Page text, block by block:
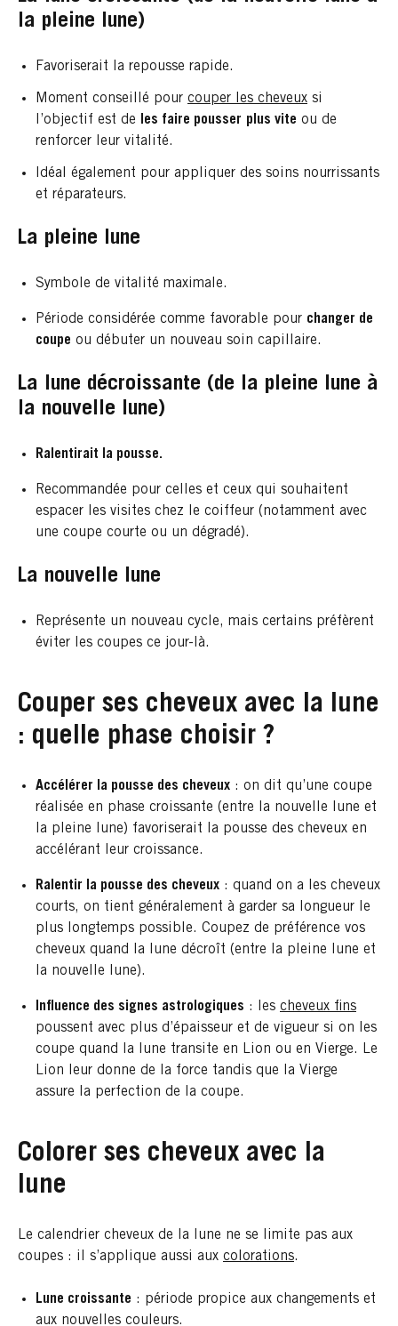
la pleine lune)
Favoriserait la repousse rapide.
Moment conseillé pour​​ couper les cheveux si
l’objectif est de
les faire pousser plus vite ou de
renforcer leur vitalité.
Idéal également pour appliquer des soins nourrissants
et réparateurs.
La pleine lune
Symbole de vitalité maximale.
Période considérée comme favorable pour changer de
coupe ou débuter un nouveau soin capillaire.
La lune décroissante (de la pleine lune à
la nouvelle lune)
Ralentirait la pousse.
Recommandée pour celles et ceux qui souhaitent
espacer les visites chez le coiffeur (notamment avec
une coupe courte ou un dégradé).
La nouvelle lune
Représente un nouveau cycle, mais certains préfèrent
éviter les coupes ce jour-là.
Couper ses cheveux avec la lune
: quelle phase choisir ?
Accélérer la pousse des cheveux : on dit qu’une coupe
réalisée en phase croissante (entre la nouvelle lune et
la pleine lune) favoriserait la pousse des cheveux en
accélérant leur croissance.
Ralentir la pousse des cheveux : quand on a les cheveux
courts, on tient généralement à garder sa longueur le
plus longtemps possible. Coupez de préférence vos
cheveux quand la lune décroît (entre la pleine lune et
la nouvelle lune).
Influence des signes astrologiques : les ​​ cheveux fins
poussent avec plus d’épaisseur et de vigueur si on les
coupe quand la lune transite en Lion ou en Vierge. Le
Lion leur donne de la force tandis que la Vierge
assure la perfection de la coupe.
Colorer ses cheveux avec la
lune
Le calendrier cheveux de la lune ne se limite pas aux
coupes : il s’applique aussi aux ​​ colorations.
Lune croissante : période propice aux changements et
aux nouvelles couleurs.